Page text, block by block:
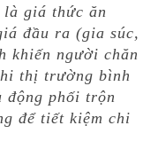
giá thức ăn
đầu ra (gia súc,
khiến người chăn
thị trường bình
động phối trộn
để tiết kiệm chi